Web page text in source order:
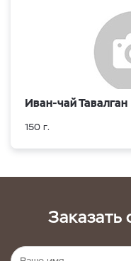
Иван-чай Тавалган
150 г.
Заказать